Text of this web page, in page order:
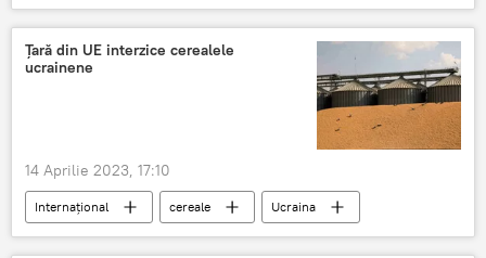
Ţară din UE interzice cerealele
ucrainene
14 Aprilie 2023, 17:10
Internațional cereale
Ucraina
Slovacia